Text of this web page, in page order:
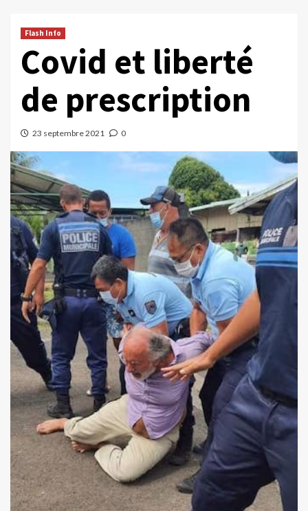
Flash Info
Covid et liberté
de prescription
23 septembre 2021 0